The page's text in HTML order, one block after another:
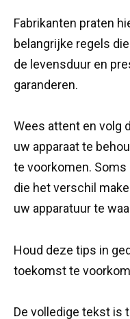
Fabrikanten praten
belangrijke regels
de levensduur en
garanderen.
Wees attent en volg
uw apparaat te
te voorkomen.
die het verschil
uw apparatuur te
Houd deze tips in
toekomst te
De volledige tekst is